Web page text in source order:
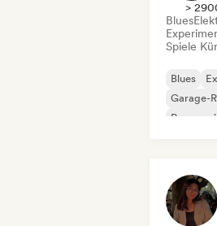
>
Blues
Spiele
Blues
Garage-